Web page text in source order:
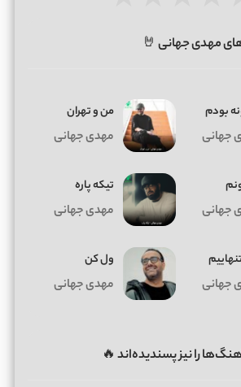
مهدی جهانی 🤘
بودم
جهانی
من و تهران
مهدی جهانی
جهانی
تیکه پاره
مهدی جهانی
جهانی
ول کن
مهدی جهانی
را نیز پسندیده‌اند 🔥